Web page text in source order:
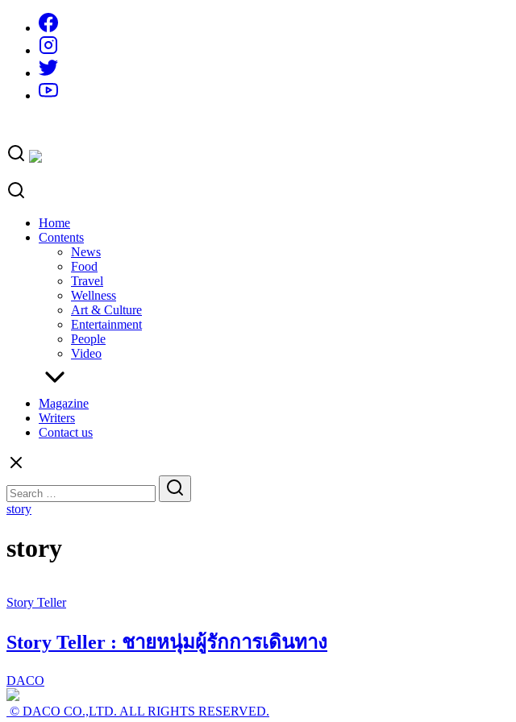
content
Home
Contents
News
Food
Travel
Wellness
Art & Culture
Entertainment
People
Video
Magazine
Writers
Contact us
for:
story
story
Story Teller
Story Teller : ชายหนุ่มผู้รักการเดินทาง
DACO
© DACO CO.,LTD. ALL RIGHTS RESERVED.